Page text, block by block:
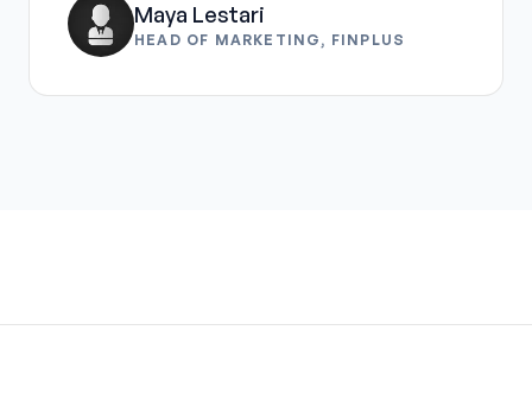
Maya Lestari
HEAD OF MARKETING, FINPLUS